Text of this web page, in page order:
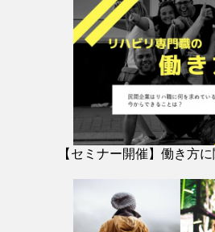
【セミナー開催】働き方